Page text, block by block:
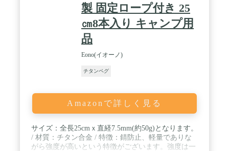
てくれます。 / 【軽量で持ち運びが簡単】： 軽量で
複数持ちをしても、負担にならない重さなので登山
や旅行先でのキャンプのお供におすすめです！専用
の収納ケースでよりコンパクトに持ち運びが可能で
製 固定ロープ付き 25
㎝8本入り キャンプ用
品
Eono(イオーノ)
チタンペグ
Amazonで詳しく見る
サイズ：全長25cmｘ直経7.5mm(約50g)となります。
/ 材質：チタン合金 / 特徴：錆防止、軽量でありな
がら強度が高いという特徴がございます。強度は一